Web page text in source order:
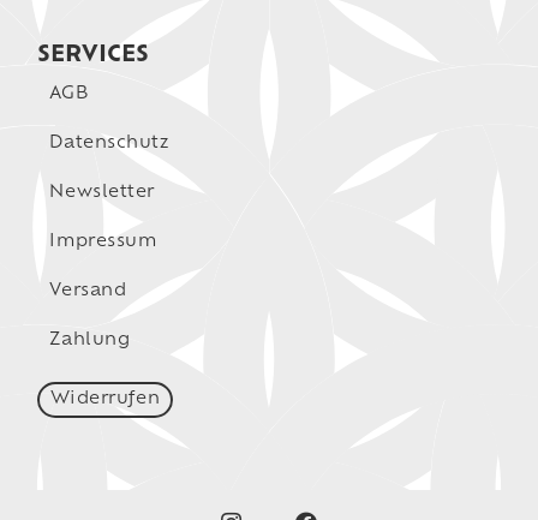
SERVICES
AGB
Datenschutz
Newsletter
Impressum
Versand
Zahlung
Widerrufen